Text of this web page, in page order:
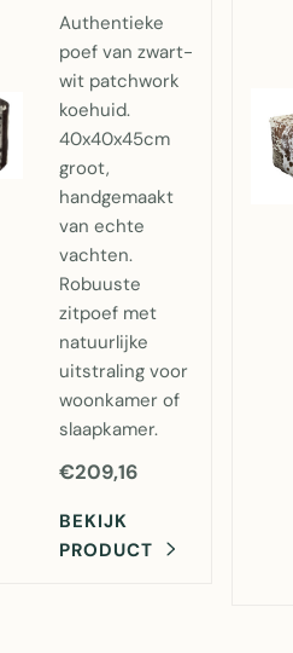
Authentieke
poef van zwart-
wit patchwork
koehuid.
40x40x45cm
groot,
handgemaakt
van echte
vachten.
Robuuste
zitpoef met
natuurlijke
uitstraling voor
woonkamer of
slaapkamer.
€209,16
BEKIJK
PRODUCT